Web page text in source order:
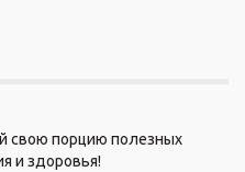
свою порцию полезных
и здоровья!